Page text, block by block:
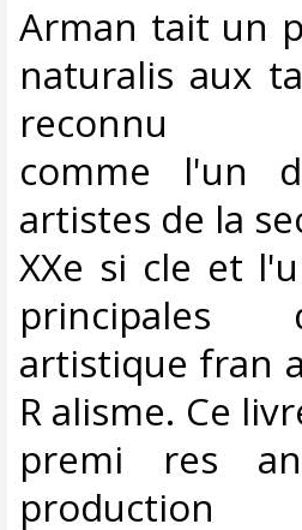
‎Arman tait un
naturalis aux
reconnu
comme l'un
artistes de la
XXe si cle et
principales
artistique fran
R alisme. Ce
premi res